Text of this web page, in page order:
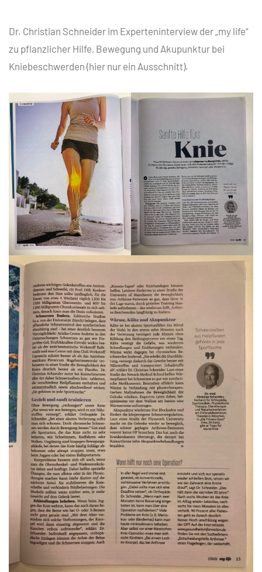
Dr. Christian Schneider im Experteninterview der „my life“
zu pflanzlicher Hilfe, Bewegung und Akupunktur bei
Kniebeschwerden (hier nur ein Ausschnitt).